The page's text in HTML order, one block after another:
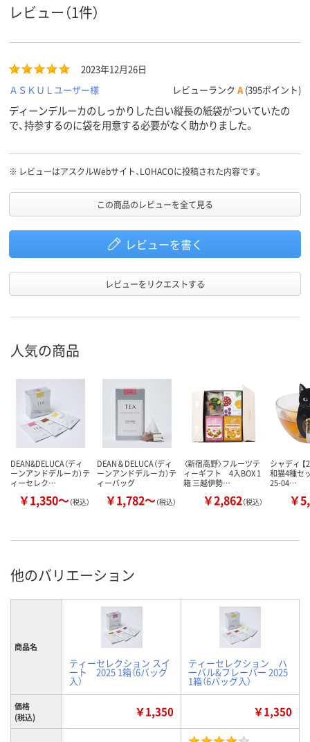
レビュー（1件）
2023年12月26日
ＡＳＫＵＬユーザー様
レビューランク A (395ポイント)
ディーンデルーカのしっかりした白い縦長の紙袋がついていたの
で、持参するのに袋を用意する必要がなく助かりました。
※ レビューはアスクルWebサイト、LOHACOに投稿された内容です。
この商品のレビューを全て見る
レビューを書く
レビューをリクエストする
人気の商品
DEAN&DELUCA（ディ
ーンアンドデルーカ）テ
ィーセレク…
￥1,350～（税込）
DEAN＆DELUCA（ディ
ーンアンドデルーカ）テ
ィーバッグ
￥1,782～（税込）
〈新宿高野〉フルーツテ
ィーギフト 4入BOX 1
箱 三越伊勢…
￥2,862（税込）
シャディ 【
和猫4種セ
25-04…
￥
他のバリエーション
商品名
ティーセレクション スイ
ート 2025 1箱（6バッグ
入）
ティーセレクション ハ
ーバル&フレーバー 2025
1箱（6バッグ入）
価格
(税込)
￥1,350 ￥1,350